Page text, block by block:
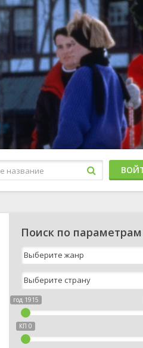
Поиск по параметрам
год 1915
КП 0